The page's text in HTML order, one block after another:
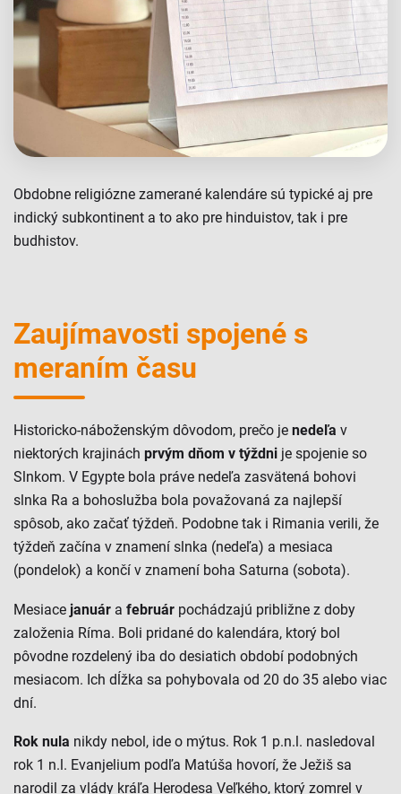
Obdobne religiózne zamerané kalendáre sú typické aj pre
indický subkontinent a to ako pre hinduistov, tak i pre
budhistov.
Zaujímavosti spojené s
meraním času
Historicko-náboženským dôvodom, prečo je nedeľa v
niektorých krajinách prvým dňom v týždni je spojenie so
Slnkom. V Egypte bola práve nedeľa zasvätená bohovi
slnka Ra a bohoslužba bola považovaná za najlepší
spôsob, ako začať týždeň. Podobne tak i Rimania verili, že
týždeň začína v znamení slnka (nedeľa) a mesiaca
(pondelok) a končí v znamení boha Saturna (sobota).
Mesiace január a február pochádzajú približne z doby
založenia Ríma. Boli pridané do kalendára, ktorý bol
pôvodne rozdelený iba do desiatich období podobných
mesiacom. Ich dĺžka sa pohybovala od 20 do 35 alebo viac
dní.
Rok nula nikdy nebol, ide o mýtus. Rok 1 p.n.l. nasledoval
rok 1 n.l. Evanjelium podľa Matúša hovorí, že Ježiš sa
narodil za vlády kráľa Herodesa Veľkého, ktorý zomrel v